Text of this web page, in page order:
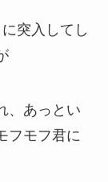
突入してし
、あっとい
フモフ君に